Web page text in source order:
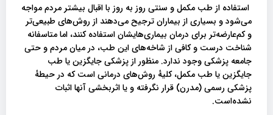
استفاده از طب‌ مکمل و سنتی روز به روز با اقبال بیشتر مردم مواجه
می‌شود و بسیاری از بیماران ترجیح می‌دهند از روش‌های طبیعی‌تر
و کم‌عارضه‌تر برای درمان بیماری‌هایشان استفاده کنند، اما متاسفانه
شناخت درست و کافی از شاخه‌های این طب، در میان مردم و حتی
جامعه پزشکی وجود ندارد. منظور از پزشکی جایگزین یا طب
جایگزین یا طب مکمل، کلیهٔ روش‌های درمانی است که در حیطهٔ
پزشکی رسمی (مدرن) قرار نگرفته و یا اثربخشی آنها اثبات
نشده‌است.